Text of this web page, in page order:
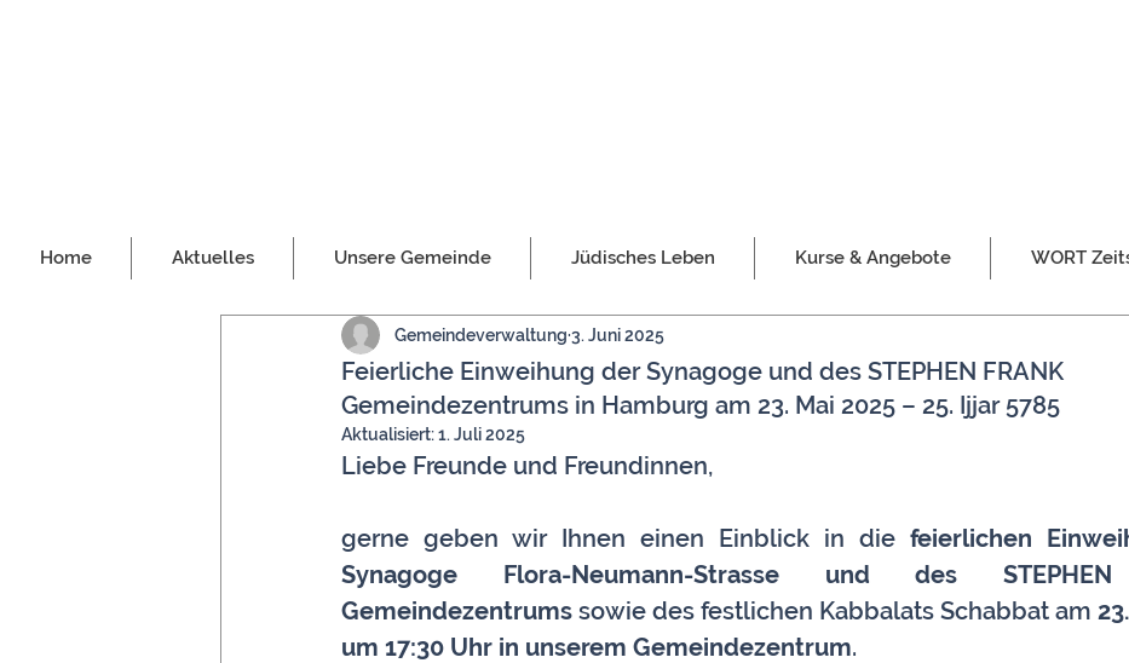
Home Aktuelles Unsere Gemeinde Jüdisches Leben Kurse & Angebote WORT
Feierliche Einweihung der Synagoge und des STEPHEN FRANK
Gemeindezentrums in Hamburg am 23. Mai 2025 – 25. Ijjar 5785
Gemeindeverwaltung 3. Juni 2025
Aktualisiert:1. Juli 2025
Liebe Freunde und Freundinnen,
gerne geben wir Ihnen einen Einblick in die feierlichen
Synagoge Flora-Neumann-Strasse und des STEPHEN
Gemeindezentrums sowie des festlichen Kabbalats Schabbat am
um 17:30 Uhr in unserem Gemeindezentrum.